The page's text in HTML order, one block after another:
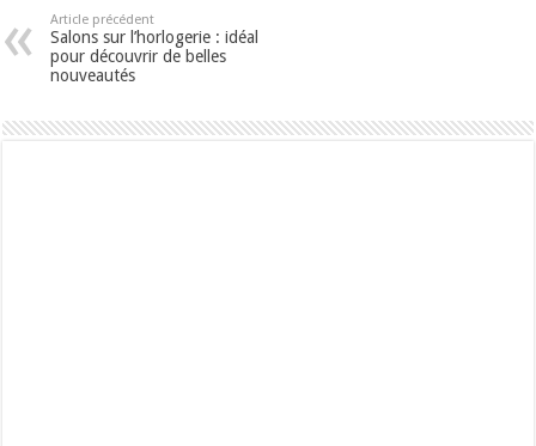
Article précédent
Salons sur l’horlogerie : idéal
pour découvrir de belles
nouveautés